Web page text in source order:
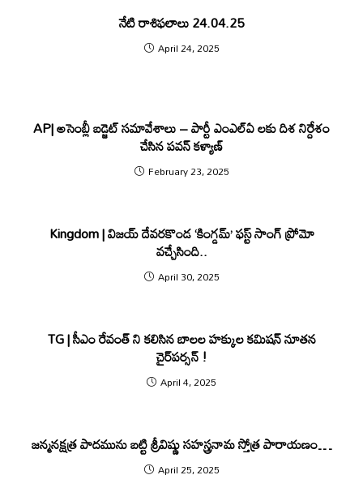
నేటి రాశిఫలాలు 24.04.25
April 24, 2025
AP| అసెంబ్లీ బడ్జెట్ సమావేశాలు – పార్టీ ఎంఎల్ఏ లకు దిశ నిర్దేశం
చేసిన పవన్ కళ్యాణ్
February 23, 2025
Kingdom | విజయ్ దేవరకొండ ‘కింగ్డమ్’ ఫస్ట్ సాంగ్ ప్రోమో
వచ్చేసింది..
April 30, 2025
TG | సీఎం రేవంత్ ని క‌లిసిన బాలల హక్కుల కమిషన్ నూత‌న‌
చైర్‌పర్సన్ !
April 4, 2025
జన్మనక్షత్ర పాదమును బట్టి శ్రీవిష్ణు సహస్త్రనామ స్తోత్ర పారాయణం…
April 25, 2025